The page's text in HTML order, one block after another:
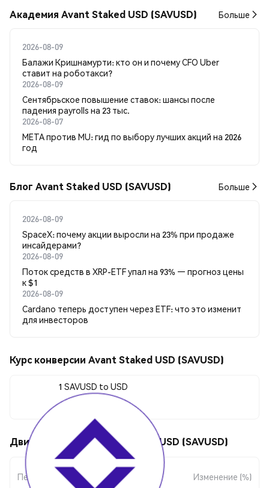
Академия Avant Staked USD (SAVUSD) Больше
2026-08-09
Балажи Кришнамурти: кто он и почему CFO Uber
ставит на роботакси?
2026-08-09
Сентябрьское повышение ставок: шансы после
падения payrolls на 23 тыс.
2026-08-07
META против MU: гид по выбору лучших акций на 2026
год
Блог Avant Staked USD (SAVUSD) Больше
2026-08-09
SpaceX: почему акции выросли на 23% при продаже
инсайдерами?
2026-08-09
Поток средств в XRP-ETF упал на 93% — прогноз цены
к $1
2026-08-09
Cardano теперь доступен через ETF: что это изменит
для инвесторов
Курс конверсии Avant Staked USD (SAVUSD)
1 SAVUSD to USD
Движения цены Avant Staked USD (SAVUSD)
Период
Изменение
суммы
Изменение (%)